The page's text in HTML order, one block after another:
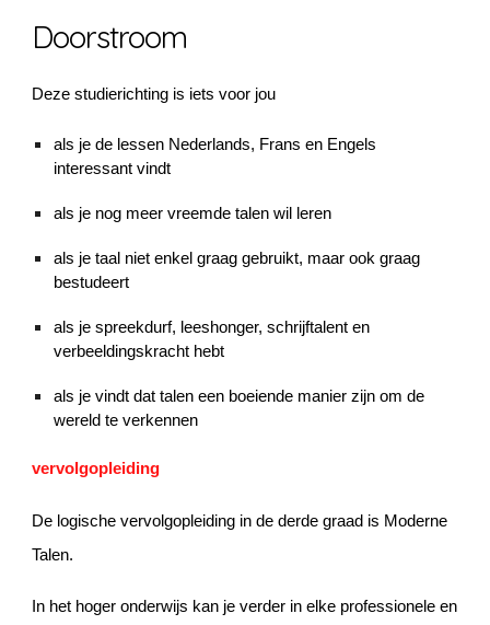
Doorstroom
Deze studierichting is iets voor jou
als je de lessen Nederlands, Frans en Engels
interessant vindt
als je nog meer vreemde talen wil leren
als je taal niet enkel graag gebruikt, maar ook graag
bestudeert
als je spreekdurf, leeshonger, schrijftalent en
verbeeldingskracht hebt
als je vindt dat talen een boeiende manier zijn om de
wereld te verkennen
vervolgopleiding
De logische vervolgopleiding in de derde graad is Moderne
Talen.
In het hoger onderwijs kan je verder in elke professionele en